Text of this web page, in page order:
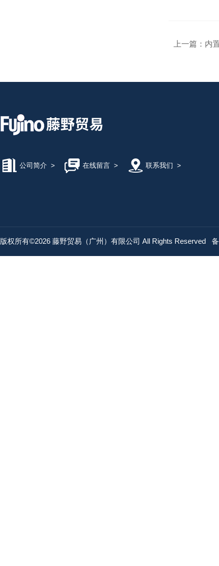
上一篇： 内
公司简介 > 在线留言> 联系我们 >
版权所有©2026 藤野贸易（广州）有限公司 All Rights Reserved